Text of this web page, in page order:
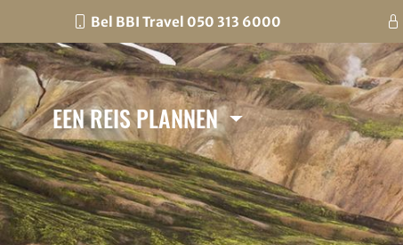
Bel BBI Travel 050 313 6000
EEN REIS PLANNEN